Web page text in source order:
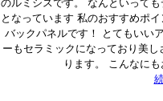
のルミシスです。 なんといって
となっています 私のおすすめポ
バックパネルです！ とてもいい
ーもセラミックになっており美
ります。 こんなに